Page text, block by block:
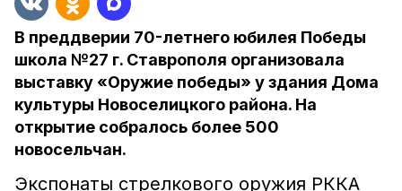
В преддверии 70-летнего юбилея Победы
школа №27 г. Ставрополя организовала
выставку «Оружие победы» у здания Дома
культуры Новоселицкого района. На
открытие собралось более 500
новосельчан.
Экспонаты стрелкового оружия РККА